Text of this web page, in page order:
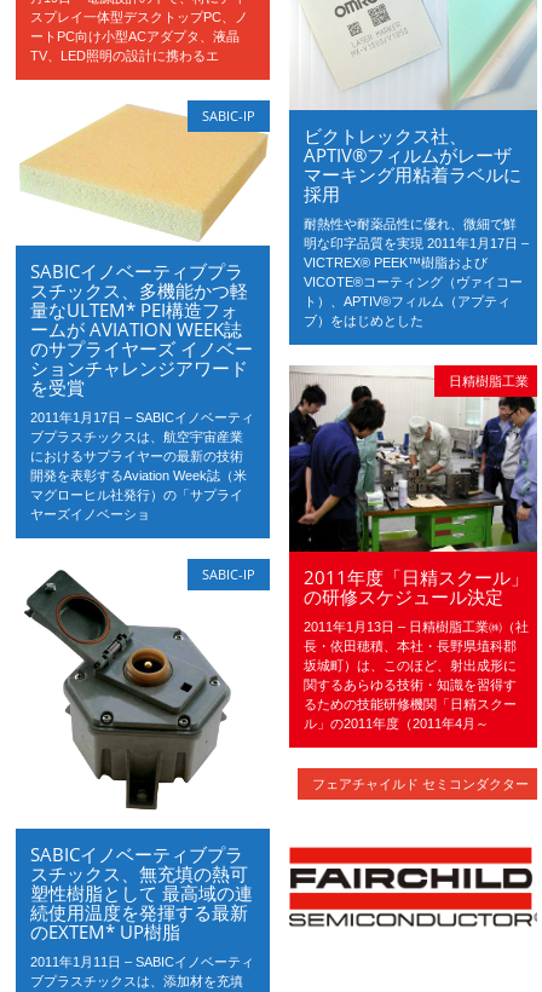
スプレイ一体型デスクトップPC、ノ
ートPC向け小型ACアダプタ、液晶
TV、LED照明の設計に携わるエ
ビクトレックス社、
APTIV®フィルムがレーザ
マーキング用粘着ラベルに
採用
耐熱性や耐薬品性に優れ、微細で鮮
明な印字品質を実現 2011年1月17日 –
VICTREX® PEEK™樹脂および
VICOTE®コーティング（ヴァイコー
ト）、APTIV®フィルム（アプティ
ブ）をはじめとした
SABIC-IP
SABICイノベーティブプラ
スチックス、多機能かつ軽
量なULTEM* PEI構造フォ
ームが AVIATION WEEK誌
のサプライヤーズ イノベー
ションチャレンジアワード
を受賞
2011年1月17日 – SABICイノベーティ
ブプラスチックスは、航空宇宙産業
におけるサプライヤーの最新の技術
開発を表彰するAviation Week誌（米
マグローヒル社発行）の「サプライ
ヤーズイノベーショ
日精樹脂工業
2011年度「日精スクール」
の研修スケジュール決定
2011年1月13日 – 日精樹脂工業㈱（社
長・依田穂積、本社・長野県埴科郡
坂城町）は、このほど、射出成形に
関するあらゆる技術・知識を習得す
るための技能研修機関「日精スクー
ル」の2011年度（2011年4月～
SABIC-IP
SABICイノベーティブプラ
スチックス、無充填の熱可
塑性樹脂として 最高域の連
続使用温度を発揮する最新
のEXTEM* UP樹脂
2011年1月11日 – SABICイノベーティ
ブプラスチックスは、添加材を充填
フェアチャイルド セミコンダクター